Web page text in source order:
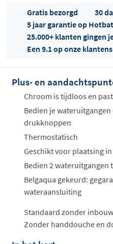
Offertes
ophalen...
Gratis bezorgd
30
5 jaar garantie op
25.000+ klanten gingen
Een 9.1 op onze
Plus- en
Chroom is tijdloos en
Bedien je
drukknoppen
Thermostatisch
Geschikt voor plaatsing
Bedien 2 wateruitgangen
Belgaqua gekeurd:
wateraansluiting
Standaard zonder
Zonder handdouche en